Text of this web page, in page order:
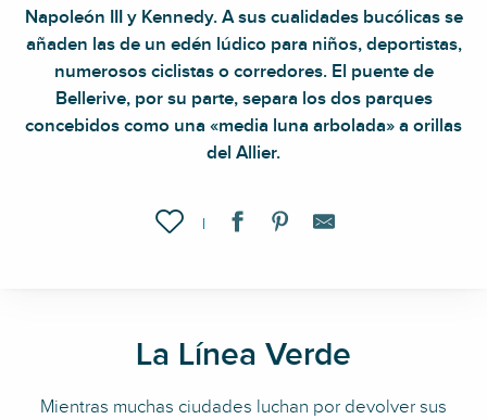
Napoleón III y Kennedy. A sus cualidades bucólicas se
añaden las de un edén lúdico para niños, deportistas,
numerosos ciclistas o corredores. El puente de
Bellerive, por su parte, separa los dos parques
concebidos como una «media luna arbolada» a orillas
del Allier.
Ajouter aux favoris
La Línea Verde
Mientras muchas ciudades luchan por devolver sus